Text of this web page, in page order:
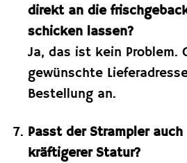
direkt an die
schicken lassen?
Ja, das ist kein Problem.
gewünschte
Bestellung an.
Passt der Strampler
kräftigerer Statur?